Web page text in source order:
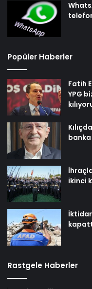
Popüler Haberler
Fatih
YPG
ikinci
Rastgele Haberler